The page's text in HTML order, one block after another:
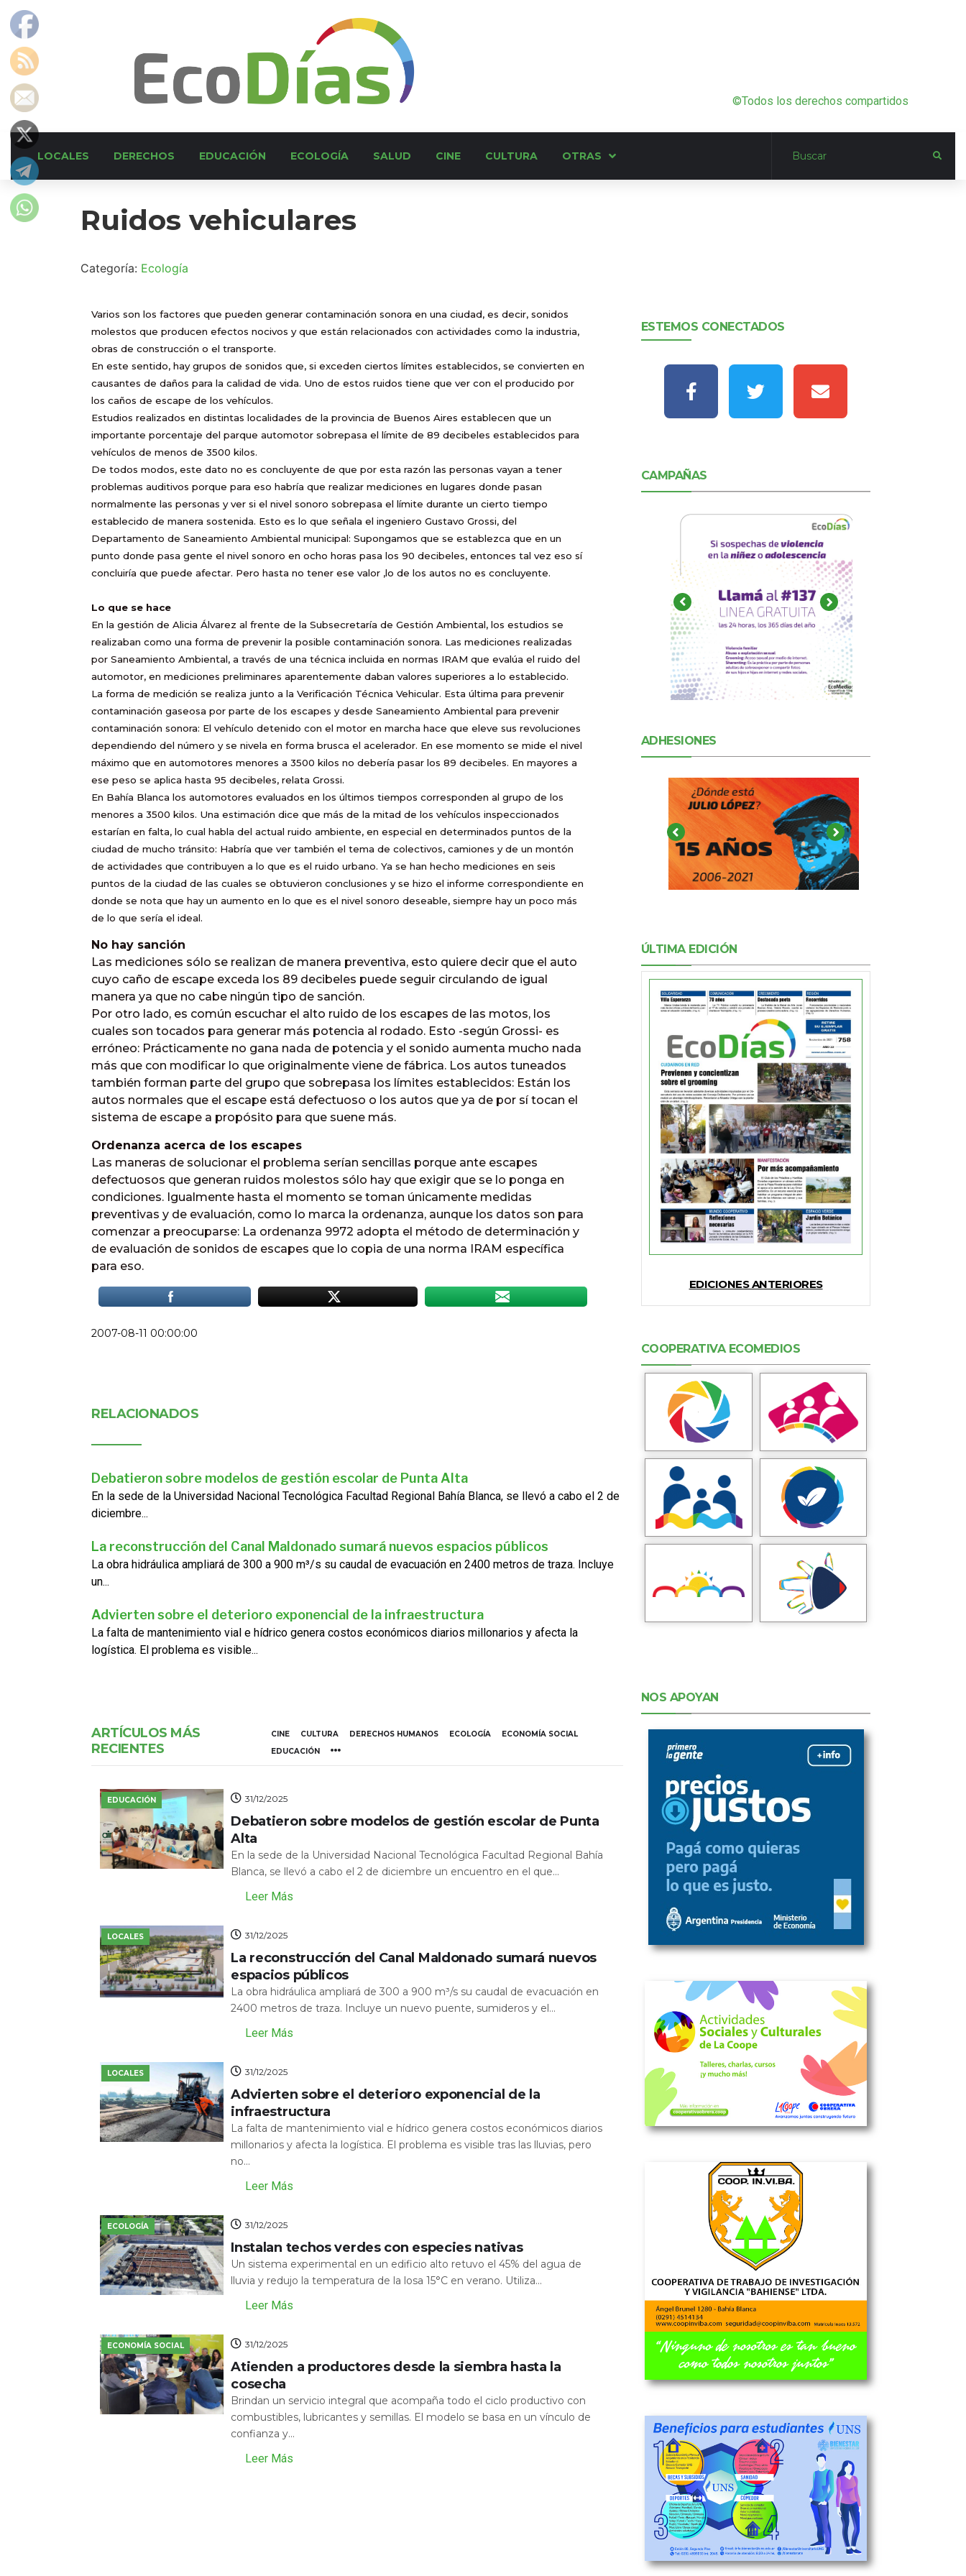
©Todos los derechos compartidos
LOCALES DERECHOS EDUCACIÓN ECOLOGÍA SALUD CINE CULTURA OTRAS
Ruidos vehiculares
Categoría: Ecología
Varios son los factores que pueden generar contaminación sonora en una ciudad, es decir, sonidos
molestos que producen efectos nocivos y que están relacionados con actividades como la industria,
obras de construcción o el transporte.
En este sentido, hay grupos de sonidos que, si exceden ciertos límites establecidos, se convierten en
causantes de daños para la calidad de vida. Uno de estos ruidos tiene que ver con el producido por
los caños de escape de los vehículos.
Estudios realizados en distintas localidades de la provincia de Buenos Aires establecen que un
importante porcentaje del parque automotor sobrepasa el límite de 89 decibeles establecidos para
vehículos de menos de 3500 kilos.
De todos modos, este dato no es concluyente de que por esta razón las personas vayan a tener
problemas auditivos porque para eso habría que realizar mediciones en lugares donde pasan
normalmente las personas y ver si el nivel sonoro sobrepasa el límite durante un cierto tiempo
establecido de manera sostenida. Esto es lo que señala el ingeniero Gustavo Grossi, del
Departamento de Saneamiento Ambiental municipal: Supongamos que se establezca que en un
punto donde pasa gente el nivel sonoro en ocho horas pasa los 90 decibeles, entonces tal vez eso sí
concluiría que puede afectar. Pero hasta no tener ese valor ,lo de los autos no es concluyente.
Lo que se hace
En la gestión de Alicia Álvarez al frente de la Subsecretaría de Gestión Ambiental, los estudios se
realizaban como una forma de prevenir la posible contaminación sonora. Las mediciones realizadas
por Saneamiento Ambiental, a través de una técnica incluida en normas IRAM que evalúa el ruido del
automotor, en mediciones preliminares aparentemente daban valores superiores a lo establecido.
La forma de medición se realiza junto a la Verificación Técnica Vehicular. Esta última para prevenir
contaminación gaseosa por parte de los escapes y desde Saneamiento Ambiental para prevenir
contaminación sonora: El vehículo detenido con el motor en marcha hace que eleve sus revoluciones
dependiendo del número y se nivela en forma brusca el acelerador. En ese momento se mide el nivel
máximo que en automotores menores a 3500 kilos no debería pasar los 89 decibeles. En mayores a
ese peso se aplica hasta 95 decibeles, relata Grossi.
En Bahía Blanca los automotores evaluados en los últimos tiempos corresponden al grupo de los
menores a 3500 kilos. Una estimación dice que más de la mitad de los vehículos inspeccionados
estarían en falta, lo cual habla del actual ruido ambiente, en especial en determinados puntos de la
ciudad de mucho tránsito: Habría que ver también el tema de colectivos, camiones y de un montón
de actividades que contribuyen a lo que es el ruido urbano. Ya se han hecho mediciones en seis
puntos de la ciudad de las cuales se obtuvieron conclusiones y se hizo el informe correspondiente en
donde se nota que hay un aumento en lo que es el nivel sonoro deseable, siempre hay un poco más
de lo que sería el ideal.
No hay sanción
Las mediciones sólo se realizan de manera preventiva, esto quiere decir que el auto
cuyo caño de escape exceda los 89 decibeles puede seguir circulando de igual
manera ya que no cabe ningún tipo de sanción.
Por otro lado, es común escuchar el alto ruido de los escapes de las motos, los
cuales son tocados para generar más potencia al rodado. Esto -según Grossi- es
erróneo: Prácticamente no gana nada de potencia y el sonido aumenta mucho nada
más que con modificar lo que originalmente viene de fábrica. Los autos tuneados
también forman parte del grupo que sobrepasa los límites establecidos: Están los
autos normales que el escape está defectuoso o los autos que ya de por sí tocan el
sistema de escape a propósito para que suene más.
Ordenanza acerca de los escapes
Las maneras de solucionar el problema serían sencillas porque ante escapes
defectuosos que generan ruidos molestos sólo hay que exigir que se lo ponga en
condiciones. Igualmente hasta el momento se toman únicamente medidas
preventivas y de evaluación, como lo marca la ordenanza, aunque los datos son para
comenzar a preocuparse: La ordenanza 9972 adopta el método de determinación y
de evaluación de sonidos de escapes que lo copia de una norma IRAM específica
para eso.
2007-08-11 00:00:00
RELACIONADOS
Debatieron sobre modelos de gestión escolar de Punta Alta
En la sede de la Universidad Nacional Tecnológica Facultad Regional Bahía Blanca, se llevó a cabo el 2 de
diciembre...
La reconstrucción del Canal Maldonado sumará nuevos espacios públicos
La obra hidráulica ampliará de 300 a 900 m³/s su caudal de evacuación en 2400 metros de traza. Incluye
un...
Advierten sobre el deterioro exponencial de la infraestructura
La falta de mantenimiento vial e hídrico genera costos económicos diarios millonarios y afecta la
logística. El problema es visible...
ARTÍCULOS MÁS
RECIENTES
CINE CULTURA DERECHOS HUMANOS ECOLOGÍA
ECONOMÍA SOCIAL
EDUCACIÓN
EDUCACIÓN 31/12/2025
Debatieron sobre modelos de gestión escolar de Punta
Alta
En la sede de la Universidad Nacional Tecnológica Facultad Regional Bahía
Blanca, se llevó a cabo el 2 de diciembre un encuentro en el que...
Leer Más
LOCALES 31/12/2025
La reconstrucción del Canal Maldonado sumará nuevos
espacios públicos
La obra hidráulica ampliará de 300 a 900 m³/s su caudal de evacuación en
2400 metros de traza. Incluye un nuevo puente, sumideros y el...
Leer Más
LOCALES 31/12/2025
Advierten sobre el deterioro exponencial de la
infraestructura
La falta de mantenimiento vial e hídrico genera costos económicos diarios
millonarios y afecta la logística. El problema es visible tras las lluvias, pero
no...
Leer Más
ECOLOGÍA 31/12/2025
Instalan techos verdes con especies nativas
Un sistema experimental en un edificio alto retuvo el 45% del agua de
lluvia y redujo la temperatura de la losa 15°C en verano. Utiliza...
Leer Más
ECONOMÍA SOCIAL 31/12/2025
Atienden a productores desde la siembra hasta la
cosecha
Brindan un servicio integral que acompaña todo el ciclo productivo con
combustibles, lubricantes y semillas. El modelo se basa en un vínculo de
confianza y...
Leer Más
ESTEMOS CONECTADOS
CAMPAÑAS
ADHESIONES
ÚLTIMA EDICIÓN
EDICIONES ANTERIORES
COOPERATIVA ECOMEDIOS
NOS APOYAN